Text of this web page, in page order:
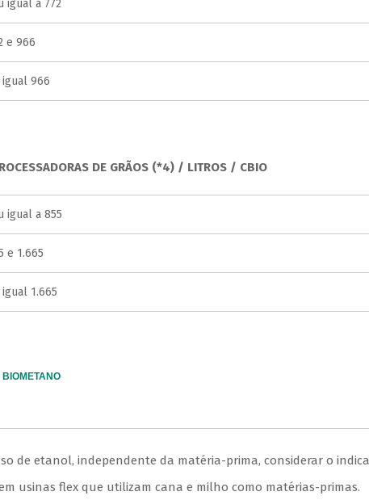
igual a 772
e 966
966
DE GRÃOS (*4) / LITROS / CBIO
igual a 855
e 1.665
1.665
de etanol, independente da matéria-prima, considerar o
usinas flex que utilizam cana e milho como matérias-primas.